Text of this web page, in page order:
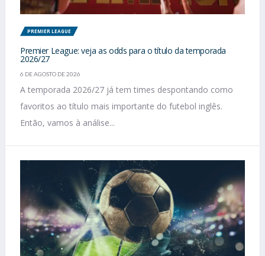
PREMIER LEAGUE
Premier League: veja as odds para o título da temporada
2026/27
6 DE AGOSTO DE 2026
A temporada 2026/27 já tem times despontando como
favoritos ao título mais importante do futebol inglês.
Então, vamos à análise...